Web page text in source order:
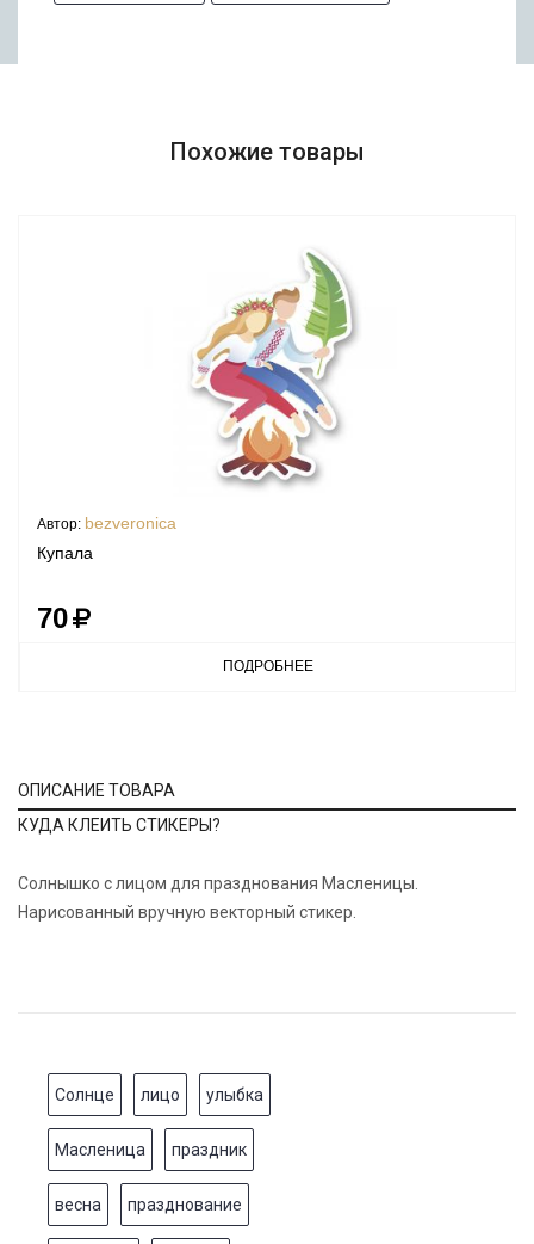
Похожие товары
Автор: bezveronica
Купала
70
ПОДРОБНЕЕ
ОПИСАНИЕ ТОВАРА
КУДА КЛЕИТЬ СТИКЕРЫ?
Солнышко с лицом для празднования Масленицы.
Нарисованный вручную векторный стикер.
Солнце лицо улыбка
Масленица праздник
весна празднование